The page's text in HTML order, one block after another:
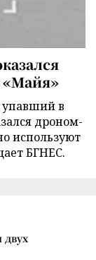
«Майя»
упавший в
дроном-
используют
БГНЕС.